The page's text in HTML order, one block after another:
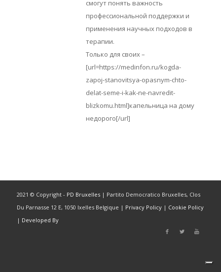
смогут понять важность
профессиональной поддержки и
применения научных подходов в
терапии.
Только для своих –
[url=https://medinfon.ru/kogda-
zapoj-stanovitsya-opasnym-chto-
delat-seme-i-kak-ne-navredit-
blizkomu.html]капельница на дому
недорого[/url]
2021 © Copyright - PD Bruxelles| Partito Democratico Bruxelles, Clos
Du Parnasse 12 E, 1050 Ixelles Belgique | Privacy Policy| Cookie Policy
| Developed By